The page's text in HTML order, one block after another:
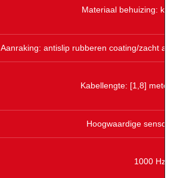
Materiaal behuizing:
Aanraking: antislip rubberen coating/zacht
Kabellengte: [1,8] meter,
Hoogwaardige sensor
1000 Hz